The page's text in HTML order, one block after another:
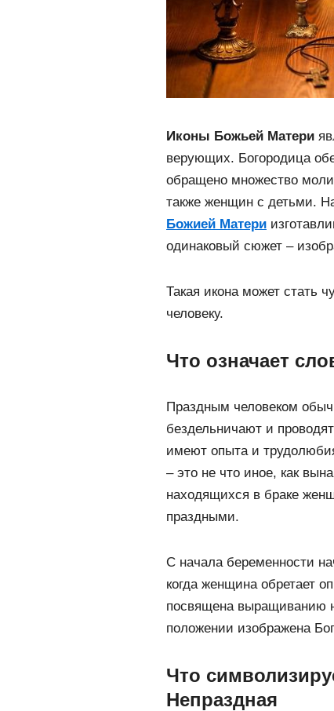
Иконы Божьей Матери
верующих. Богородица
обращено множество
также женщин с детьми.
Божией Матери
одинаковый сюжет –
Такая икона может стать
человеку.
Что означает
Праздным человеком
бездельничают и
имеют опыта и
– это не что иное, как
находящихся в браке
праздными.
С начала беременности
когда женщина обретает
посвящена выращиванию
положении изображена
Что
Непраздная